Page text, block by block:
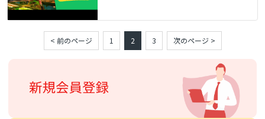
< 前のページ 1 2 3 次のページ >